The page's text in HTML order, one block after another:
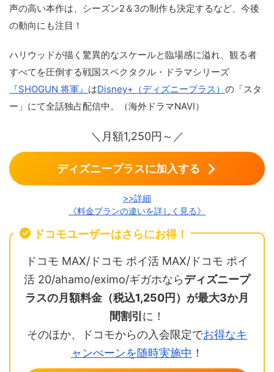
声の高い本作は、シーズン2＆3の制作も決定するなど、今後
の動向にも注目！
ハリウッドが描く驚異的なスケールと臨場感に溢れ、観る者
すべてを圧倒する戦国スペクタクル・ドラマシリーズ
『SHOGUN 将軍』 はDisney+（ディズニープラス） の「スタ
ー」にて全話独占配信中。（海外ドラマNAVI）
＼月額1,250円～／
ディズニープラスに加入する
>>詳細
《料金プランの違いを詳しく見る》
ドコモユーザーはさらにお得！
ドコモ MAX/ドコモ ポイ活 MAX/ドコモ ポイ
活 20/ahamo/eximo/ギガホならディズニープ
ラスの月額料金（税込1,250円）が最大3か月
間割引 に！
そのほか、ドコモからの入会限定でお得なキ
ャンぺーンを随時実施中 ！